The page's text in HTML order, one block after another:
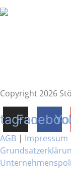
Copyright 2026
AGB | Impressum